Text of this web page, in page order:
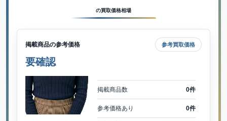
の買取価格相場
掲載商品の参考価格 参考買取価格
要確認
掲載商品数 0件
参考価格あり 0件